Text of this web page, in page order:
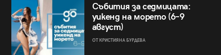
Събития за седмицата:
уикенд на морето (6–9
август)
ОТ КРИСТИЯНА БУРДЕВА